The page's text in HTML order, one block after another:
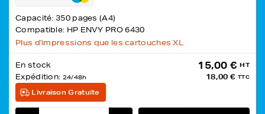
Capacité: 350 pages (A4)
Compatible: HP ENVY PRO 6430
Plus d'impressions que les cartouches XL
En stock
Expédition: 24/48h
15,00 € HT
18,00 € TTC
Livraison Gratuite